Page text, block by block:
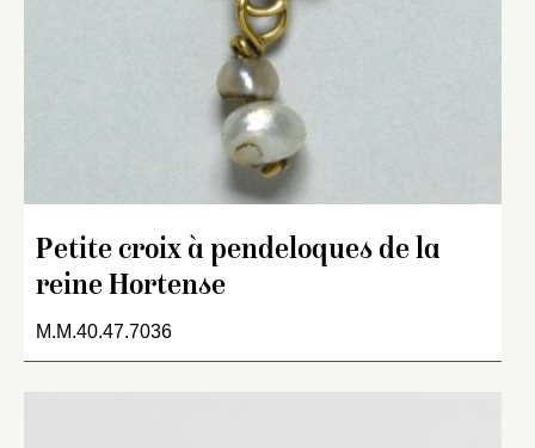
Petite croix à pendeloques de la
reine Hortense
M.M.40.47.7036